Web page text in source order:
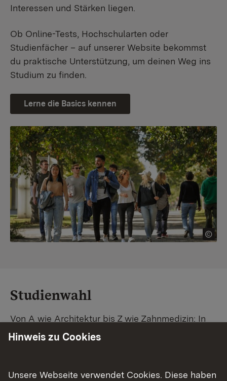
Interessen und Stärken liegen.
Ob Online-Tests, Hochschularten oder
Studienfächer – auf unserer Website bekommst
du praktische Unterstützung, um deinen Weg ins
Studium zu finden.
Lerne die Basics kennen
Studienwahl
Von A wie Architektur bis Z wie Zahnmedizin: In
Baden-Württemberg warten unzählige
Studiengangsuche schnell den passenden
Hinweis zu Cookies
Unsere Webseite verwendet Cookies. Diese haben